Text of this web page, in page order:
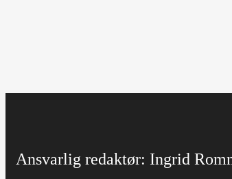
Ansvarlig redaktør: Ingrid